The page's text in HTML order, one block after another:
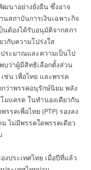
ฒนาอย่างยั่งยืน ซึ่งอาจ
สถาบันการเงินเฉพาะกิจ
นต้องได้รับอนุมัติจากสภา
วกับความโปร่งใส
ประมาณและความเป็นไป
บว่าผู้มีสิทธิเลือกตั้งส่วน
ช่น เพื่อไทย และพรรค
ว่าพรรคอนุรักษ์นิยม พลัง
มแครต ในทำนองเดียวกัน
รคเพื่อไทย (PTP) รองลง
ไม่มีพรรคใดพรรคเดียว
ประเทศไทย เมื่อปีที่แล้ว